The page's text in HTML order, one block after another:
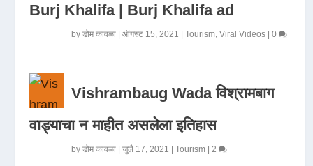
Burj Khalifa | Burj Khalifa ad
byडोम कावळा |ऑगस्ट 15, 2021 |Tourism,Viral Videos |0
Vishrambaug Wada विश्रामबाग
वाड्याचा न माहीत असलेला इतिहास
byडोम कावळा |जुलै 17, 2021 |Tourism |2